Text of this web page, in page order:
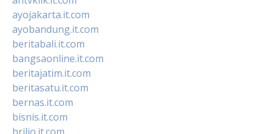
ayojakarta.it.com
ayobandung.it.com
beritabali.it.com
bangsaonline.it.com
beritajatim.it.com
beritasatu.it.com
bernas.it.com
bisnis.it.com
brilio.it.com